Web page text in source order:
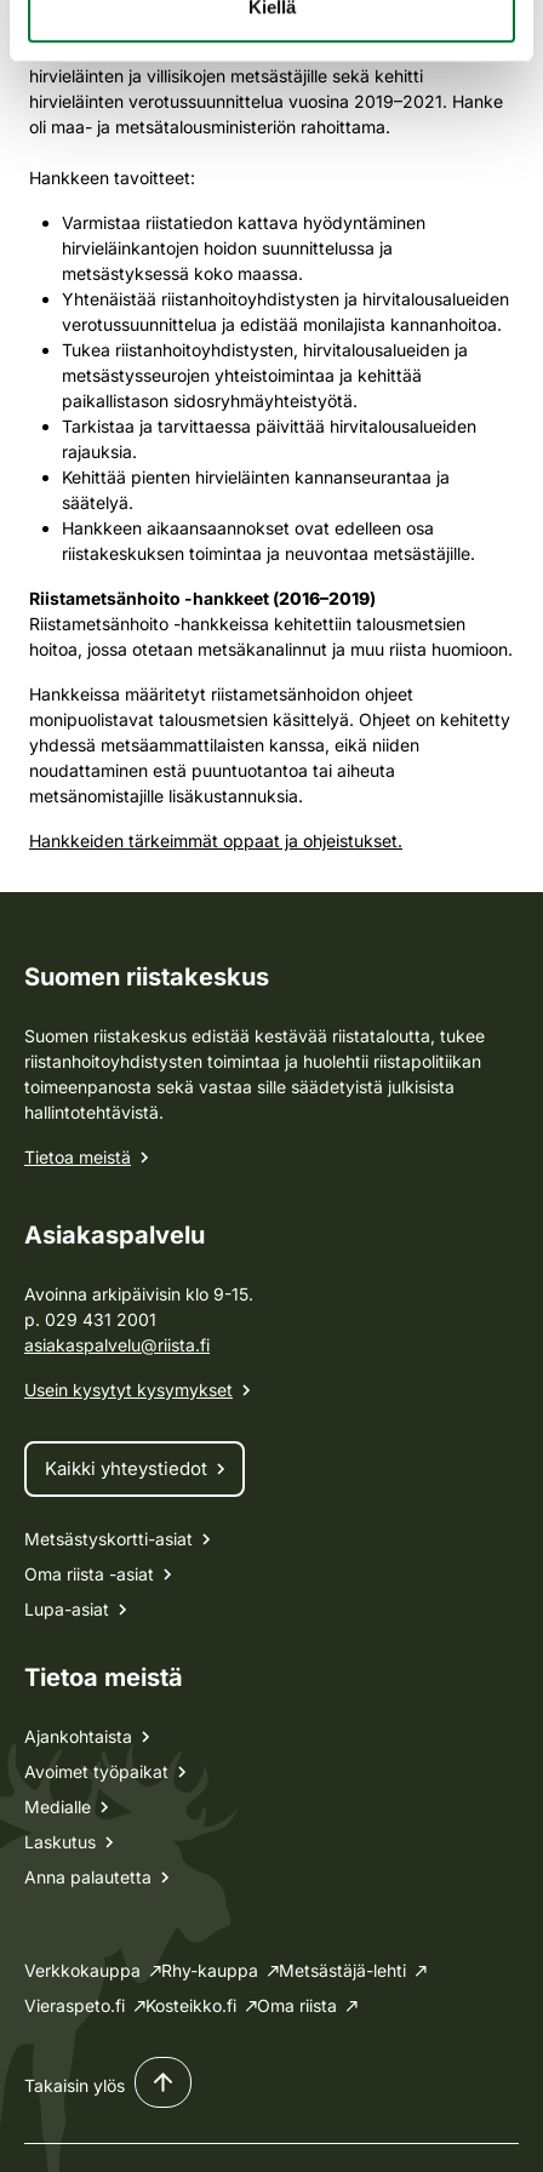
Kiellä
kehittäminen -hanke tarjosi monipuolisesti koulutusta
hirvieläinten ja villisikojen metsästäjille sekä kehitti
hirvieläinten verotussuunnittelua vuosina 2019–2021. Hanke
oli maa- ja metsätalousministeriön rahoittama.
Hankkeen tavoitteet:
Varmistaa riistatiedon kattava hyödyntäminen
hirvieläinkantojen hoidon suunnittelussa ja
metsästyksessä koko maassa.
Yhtenäistää riistanhoitoyhdistysten ja hirvitalousalueiden
verotussuunnittelua ja edistää monilajista kannanhoitoa.
Tukea riistanhoitoyhdistysten, hirvitalousalueiden ja
metsästysseurojen yhteistoimintaa ja kehittää
paikallistason sidosryhmäyhteistyötä.
Tarkistaa ja tarvittaessa päivittää hirvitalousalueiden
rajauksia.
Kehittää pienten hirvieläinten kannanseurantaa ja
säätelyä.
Hankkeen aikaansaannokset ovat edelleen osa
riistakeskuksen toimintaa ja neuvontaa metsästäjille.
Riistametsänhoito -hankkeet (2016–2019)
Riistametsänhoito -hankkeissa kehitettiin talousmetsien
hoitoa, jossa otetaan metsäkanalinnut ja muu riista huomioon.
Hankkeissa määritetyt riistametsänhoidon ohjeet
monipuolistavat talousmetsien käsittelyä. Ohjeet on kehitetty
yhdessä metsäammattilaisten kanssa, eikä niiden
noudattaminen estä puuntuotantoa tai aiheuta
metsänomistajille lisäkustannuksia.
Hankkeiden tärkeimmät oppaat ja ohjeistukset.
Suomen riistakeskus
Suomen riistakeskus edistää kestävää riistataloutta, tukee
riistanhoitoyhdistysten toimintaa ja huolehtii riistapolitiikan
toimeenpanosta sekä vastaa sille säädetyistä julkisista
hallintotehtävistä.
Tietoa meistä
Asiakaspalvelu
Avoinna arkipäivisin klo 9-15.
p. 029 431 2001
asiakaspalvelu@riista.fi
Usein kysytyt kysymykset
Kaikki yhteystiedot
Metsästyskortti-asiat
Oma riista -asiat
Lupa-asiat
Tietoa meistä
Ajankohtaista
Avoimet työpaikat
Medialle
Laskutus
Anna palautetta
Verkkokauppa Rhy-kauppa
Metsästäjä-lehti
Vieraspeto.fi
Kosteikko.fi Oma riista
Takaisin ylös